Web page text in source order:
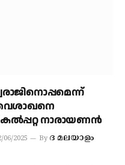
നാരായണന്‍
06/2025 By ദ മലയാളം